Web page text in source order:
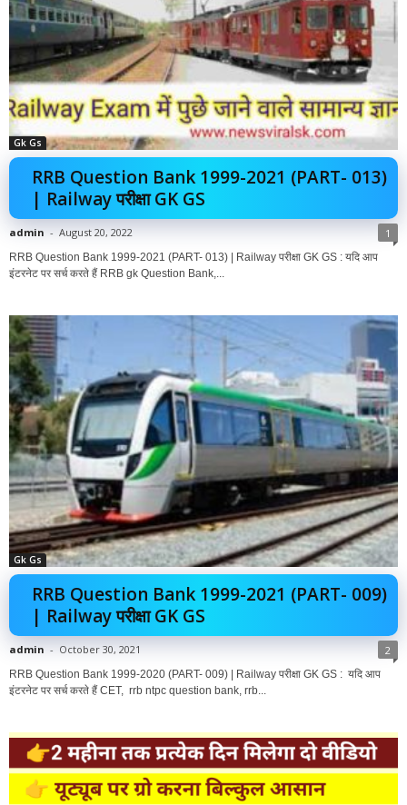
Gk Gs
RRB Question Bank 1999-2021 (PART- 013)
| Railway परीक्षा GK GS
admin - August 20, 2022 1
RRB Question Bank 1999-2021 (PART- 013) | Railway परीक्षा GK GS : यदि आप
इंटरनेट पर सर्च करते हैं RRB gk Question Bank,...
Gk Gs
RRB Question Bank 1999-2021 (PART- 009)
| Railway परीक्षा GK GS
admin - October 30, 2021 2
RRB Question Bank 1999-2020 (PART- 009) | Railway परीक्षा GK GS : यदि आप
इंटरनेट पर सर्च करते हैं CET, rrb ntpc question bank, rrb...